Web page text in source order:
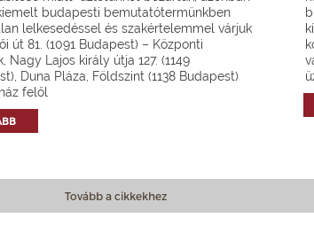
budapesti bemutatótermünkben
lelkesedéssel és szakértelemmel várjuk
út 81. (1091 Budapest) – Központi
Nagy Lajos király útja 127. (1149
Duna Pláza, Földszint (1138 Budapest)
felől
Tovább a cikkekhez